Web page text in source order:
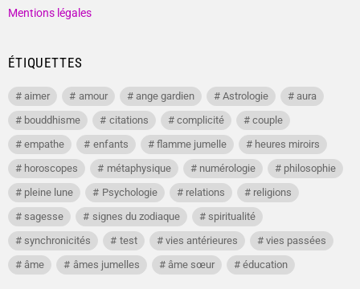
Mentions légales
ÉTIQUETTES
aimer amour ange gardien Astrologie
aura
bouddhisme
citations complicité
couple
empathe
enfants flamme jumelle
heures miroirs
horoscopes
métaphysique numérologie
philosophie
pleine lune
Psychologie relations
religions
sagesse
signes du zodiaque
spiritualité
synchronicités
test vies antérieures
vies passées
âme
âmes jumelles âme sœur éducation